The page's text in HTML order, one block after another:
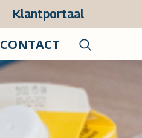
Klantportaal
CONTACT